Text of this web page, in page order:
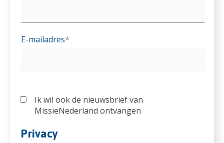
E-mailadres*
Ik wil ook de nieuwsbrief van
MissieNederland ontvangen
Privacy